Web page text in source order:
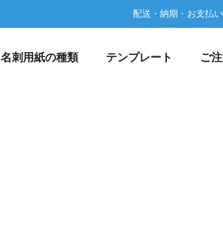
配送・納期・お支払
名刺用紙の種類 テンプレート ご